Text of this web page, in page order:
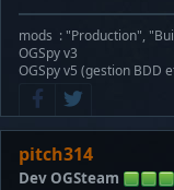
Warning:
Notice:
Warning:
mods : "Production",
OGSpy v3
OGSpy v5 (gestion BDD
pitch314
Dev OGSteam